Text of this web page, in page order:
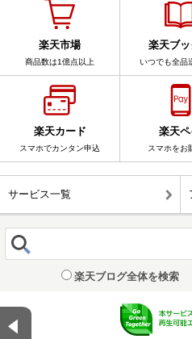
楽天市場
商品数は1億点以上
楽天ブ
いつでも全品
楽天カード
スマホでカンタン申込
楽天ペ
スマホをお
サービス一覧
楽天ブログ全体を検索